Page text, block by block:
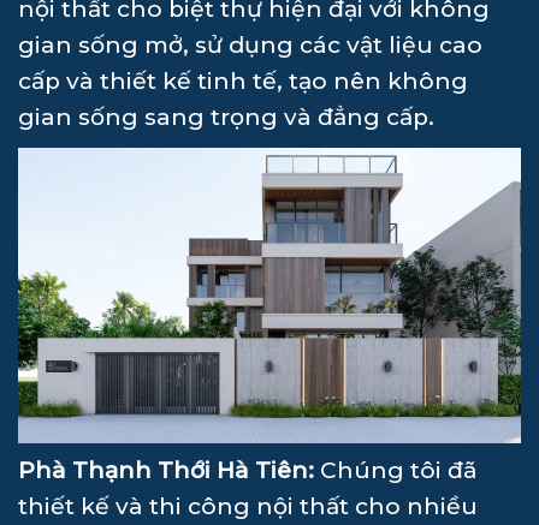
nội thất cho biệt thự hiện đại với không
gian sống mở, sử dụng các vật liệu cao
cấp và thiết kế tinh tế, tạo nên không
gian sống sang trọng và đẳng cấp.
Phà Thạnh Thới Hà Tiên: Chúng tôi đã
thiết kế và thi công nội thất cho nhiều